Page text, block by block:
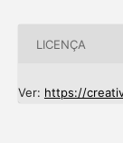
LICENÇA
Ver: https://